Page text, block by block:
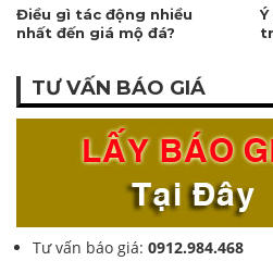
Điều gì tác động nhiều
nhất đến giá mộ đá?
TƯ VẤN BÁO GIÁ
Tư vấn báo giá: 0912.984.468